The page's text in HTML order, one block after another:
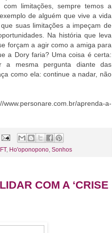
limitações, sempre temos a
de alguém que vive a vida
suas limitações a impeçam de
Na história que leva
forçam a agir como a amiga para
a Dory faria? Uma coisa é certa:
a mesma pergunta diante das
como ela: continue a nadar, não
aprenda-a-
, Ho'oponopono Sonhos
COM A ‘CRISE